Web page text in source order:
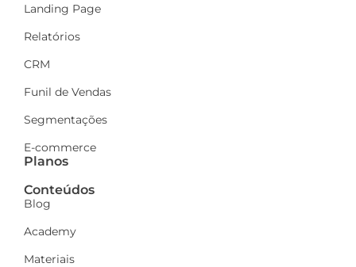
Landing Page
Relatórios
CRM
Funil de Vendas
Segmentações
E-commerce
Planos
Conteúdos
Blog
Academy
Materiais